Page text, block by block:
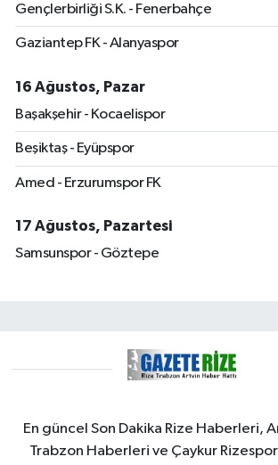
Gençlerbirliği S.K. - Fenerbahçe
Gaziantep FK - Alanyaspor
16 Ağustos, Pazar
Başakşehir - Kocaelispor
Beşiktaş - Eyüpspor
Amed - Erzurumspor FK
17 Ağustos, Pazartesi
Samsunspor - Göztepe
En güncel Son Dakika Rize Haberleri,
Trabzon Haberleri ve Çaykur